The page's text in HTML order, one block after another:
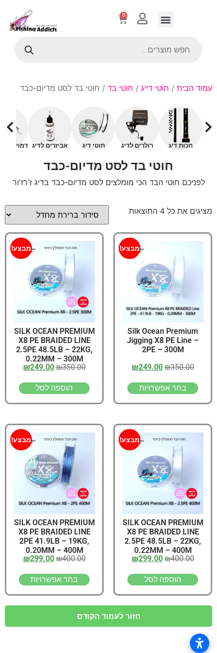
0
עמוד הבית / חוטי דייג / חוטי בד / חוטי בד לסט מדיום-כבד
חכות דיג רולרים לדיג חוטי דיג אביזרים לדיג דמויים
חוטי בד לסט מדיום-כבד
לפניכם חוטי הבד הכי מומלצים לסט מדיום-כבד בדיג ז'רז'ור
מציגים את כל ⁦4⁩ התוצאות
מבצע!
Silk Ocean Premium
Jigging X8 PE Line –
2PE – 300M
₪350.00
₪249.00
בחר אפשרויות
מבצע!
SILK OCEAN PREMIUM
X8 PE BRAIDED LINE
2.5PE 48.5LB – 22KG,
0.22MM – 300M
₪350.00
₪249.00
הוספה לסל
מבצע!
SILK OCEAN PREMIUM
X8 PE BRAIDED LINE
2.5PE 48.5LB – 22KG,
0.22MM – 400M
₪400.00
₪299.00
הוספה לסל
מבצע!
SILK OCEAN PREMIUM
X8 PE BRAIDED LINE
2PE 41.9LB – 19KG,
0.20MM – 400M
₪400.00
₪299.00
בחר אפשרויות
חזור לעמוד הקודם